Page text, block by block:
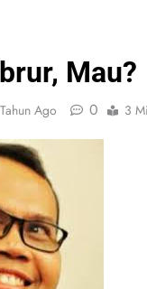
Mau?
Ago 0 3